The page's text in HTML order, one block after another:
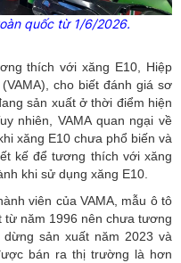
quốc từ 1/6/2026.
thích với xăng E10, Hiệp
cho biết đánh giá sơ
sản xuất ở thời điểm hiện
nhiên, VAMA quan ngại về
xăng E10 chưa phổ biến và
kế để tương thích với xăng
khi sử dụng xăng E10.
viên của VAMA, mẫu ô tô
từ năm 1996 nên chưa tương
sản xuất năm 2023 và
bán ra thị trường là hơn